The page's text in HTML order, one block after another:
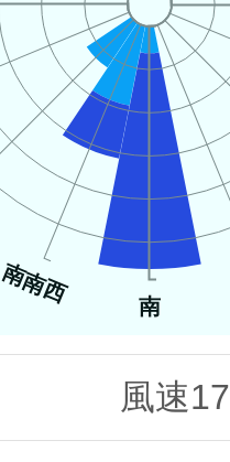
南
南南西
風速